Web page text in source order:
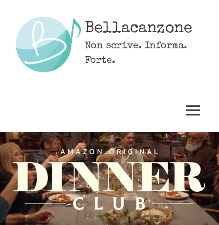
content
Bellacanzone
Non scrive. Informa.
Forte.
MENU